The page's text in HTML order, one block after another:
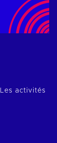
Les activités